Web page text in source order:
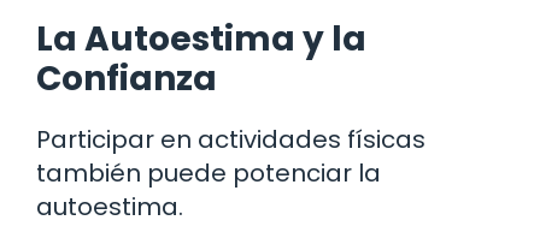
La Autoestima y la
Confianza
Participar en actividades físicas
también puede potenciar la
autoestima.